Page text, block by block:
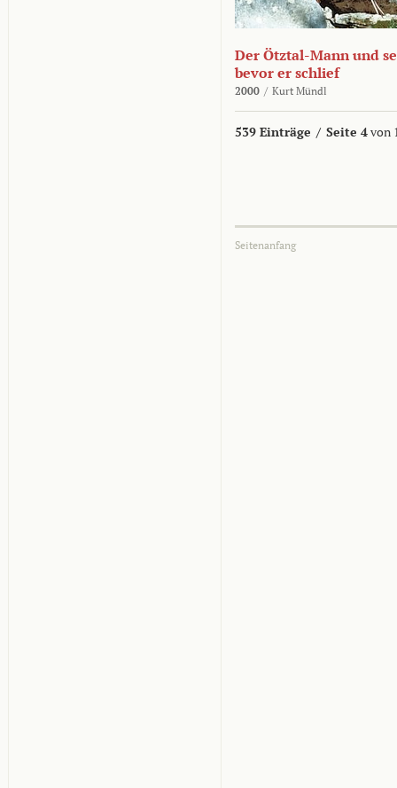
Der Ötztal-Mann und
bevor er schlief
2000 / Kurt Mündl
539 Einträge / Seite 4von
Seitenanfang